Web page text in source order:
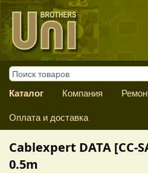
Каталог Компания
Оплата и доставка
Cablexpert DATA [CC-
0.5m